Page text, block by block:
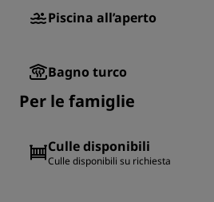
Piscina all’aperto
Bagno turco
Per le famiglie
Culle disponibili
Culle disponibili su richiesta